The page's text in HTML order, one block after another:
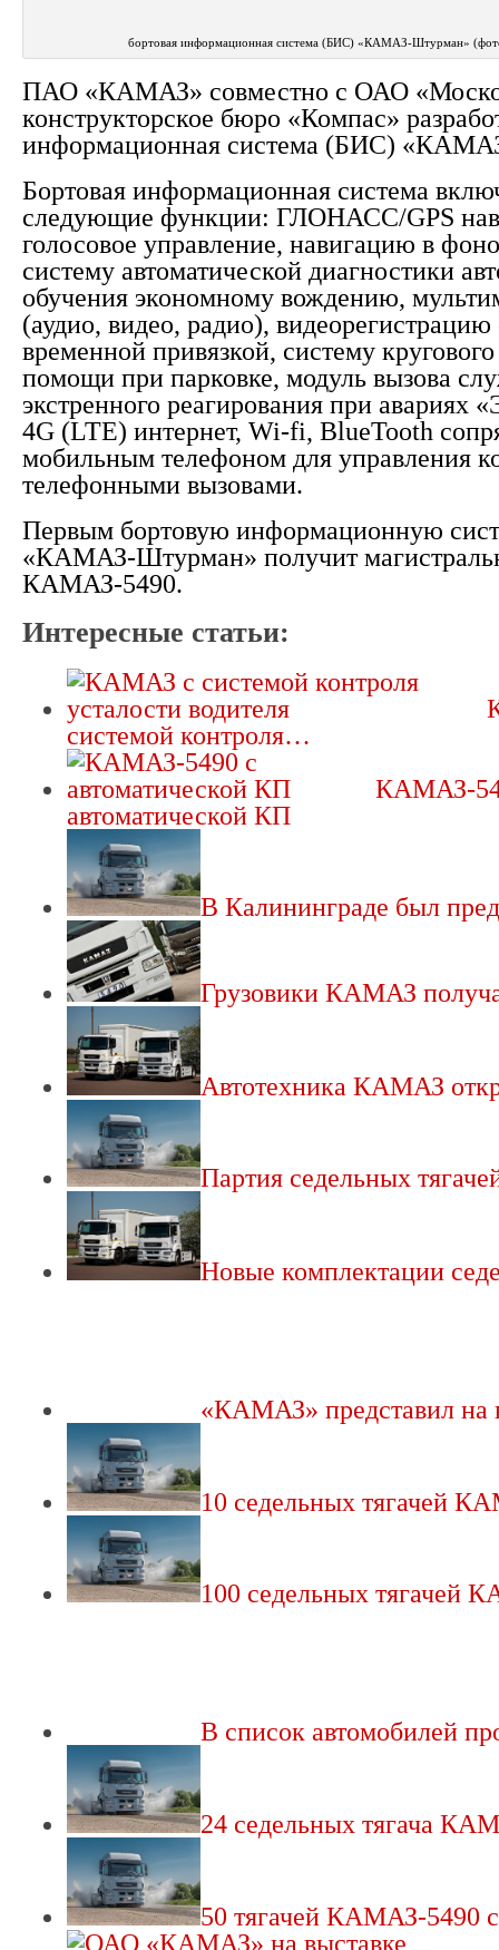
бортовая информационная система (БИС) «КАМАЗ-Штурман»
ПАО «КАМАЗ» совместно с ОАО
конструкторское бюро «Компас»
информационная система (БИС)
Бортовая информационная система
следующие функции: ГЛОНАСС/GPS
голосовое управление, навигацию в
систему автоматической диагностики
обучения экономному вождению,
(аудио, видео, радио),
временной привязкой, систему
помощи при парковке, модуль вызова
экстренного реагирования при
4G (LTE) интернет, Wi-fi, BlueTooth
мобильным телефоном для управления
телефонными вызовами.
Первым бортовую информационную
«КАМАЗ-Штурман» получит
КАМАЗ-5490.
Интересные статьи:
системой контроля…
КАМАЗ-
автоматической КП
В Калининграде был
Грузовики КАМАЗ
Автотехника КАМАЗ
Партия седельных
Новые комплектации
«КАМАЗ» представил на
10 седельных тягачей
100 седельных тягачей
В список автомобилей
24 седельных тягача
50 тягачей КАМАЗ-5490